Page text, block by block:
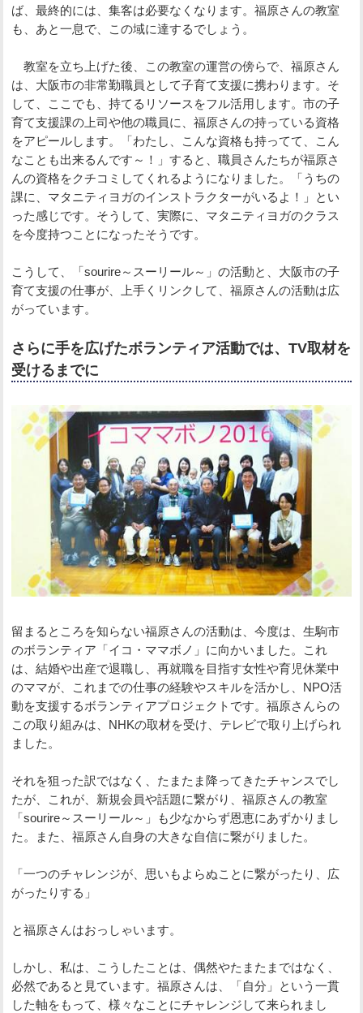
ば、最終的には、集客は必要なくなります。福原さんの教室
も、あと一息で、この域に達するでしょう。
教室を立ち上げた後、この教室の運営の傍らで、福原さん
は、大阪市の非常勤職員として子育て支援に携わります。そ
して、ここでも、持てるリソースをフル活用します。市の子
育て支援課の上司や他の職員に、福原さんの持っている資格
をアピールします。「わたし、こんな資格も持ってて、こん
なことも出来るんです～！」すると、職員さんたちが福原さ
んの資格をクチコミしてくれるようになりました。「うちの
課に、マタニティヨガのインストラクターがいるよ！」とい
った感じです。そうして、実際に、マタニティヨガのクラス
を今度持つことになったそうです。
こうして、「sourire～スーリール～」の活動と、大阪市の子
育て支援の仕事が、上手くリンクして、福原さんの活動は広
がっています。
さらに手を広げたボランティア活動では、TV取材を
受けるまでに
留まるところを知らない福原さんの活動は、今度は、生駒市
のボランティア「イコ・ママボノ」に向かいました。これ
は、結婚や出産で退職し、再就職を目指す女性や育児休業中
のママが、これまでの仕事の経験やスキルを活かし、NPO活
動を支援するボランティアプロジェクトです。福原さんらの
この取り組みは、NHKの取材を受け、テレビで取り上げられ
ました。
それを狙った訳ではなく、たまたま降ってきたチャンスでし
たが、これが、新規会員や話題に繋がり、福原さんの教室
「sourire～スーリール～」も少なからず恩恵にあずかりまし
た。また、福原さん自身の大きな自信に繋がりました。
「一つのチャレンジが、思いもよらぬことに繋がったり、広
がったりする」
と福原さんはおっしゃいます。
しかし、私は、こうしたことは、偶然やたまたまではなく、
必然であると見ています。福原さんは、「自分」という一貫
した軸をもって、様々なことにチャレンジして来られまし